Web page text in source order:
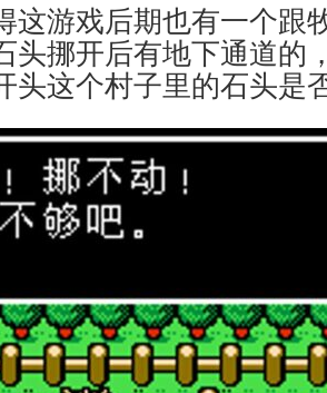
这游戏后期也有一个跟
头挪开后有地下通道的
头这个村子里的石头是